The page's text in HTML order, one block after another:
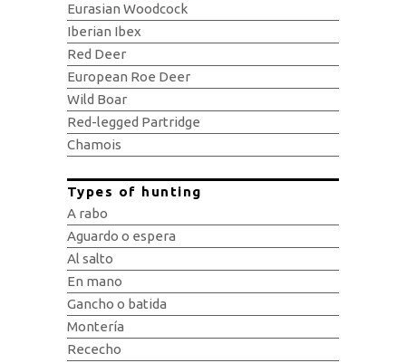
Eurasian Woodcock
Iberian Ibex
Red Deer
European Roe Deer
Wild Boar
Red-legged Partridge
Chamois
Types of hunting
A rabo
Aguardo o espera
Al salto
En mano
Gancho o batida
Montería
Rececho